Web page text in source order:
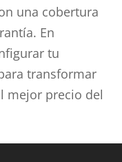
una cobertura
En
tu
transformar
mejor precio del